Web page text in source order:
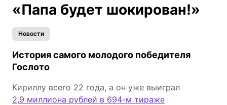
«Папа будет шокирован!»
Новости
История самого молодого победителя
Гослото
Кириллу всего 22 года, а он уже выиграл
2,9 миллиона рублей в 694-м тираже